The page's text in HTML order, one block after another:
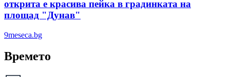
открита е красива пейка в градинката на
площад "Дунав"
9meseca.bg
Времето